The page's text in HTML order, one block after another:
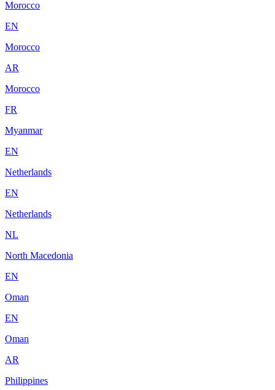
Morocco
EN
Morocco
AR
Morocco
FR
Myanmar
EN
Netherlands
EN
Netherlands
NL
North Macedonia
EN
Oman
EN
Oman
AR
Philippines